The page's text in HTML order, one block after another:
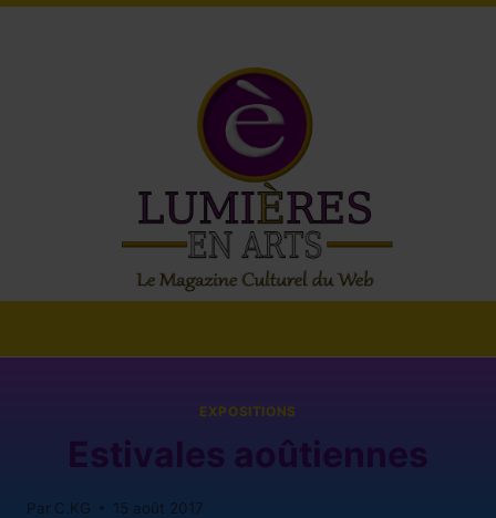
EXPOSITIONS
Estivales aoûtiennes
Par C.KG 15 août 2017